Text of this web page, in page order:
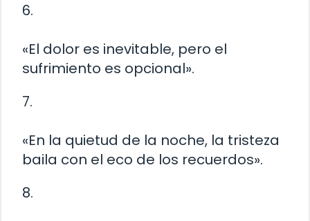
6.
«El dolor es inevitable, pero el
sufrimiento es opcional».
7.
«En la quietud de la noche, la tristeza
baila con el eco de los recuerdos».
8.